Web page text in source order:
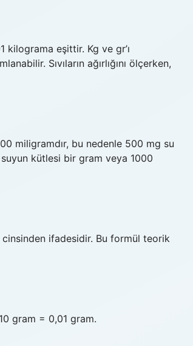
eşittir. Kg ve gr’ı
Sıvıların ağırlığını ölçerken,
miligramdır, bu nedenle 500 mg su
suyun kütlesi bir gram veya 1000
ifadesidir. Bu formül teorik
gram = 0,01 gram.